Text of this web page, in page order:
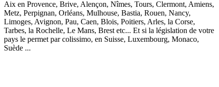
Aix en Provence, Brive, Alençon, Nîmes, Tours, Clermont, Amiens,
Metz, Perpignan, Orléans, Mulhouse, Bastia, Rouen, Nancy,
Limoges, Avignon, Pau, Caen, Blois, Poitiers, Arles, la Corse,
Tarbes, la Rochelle, Le Mans, Brest etc... Et si la législation de votre
pays le permet par colissimo, en Suisse, Luxembourg, Monaco,
Suède ...